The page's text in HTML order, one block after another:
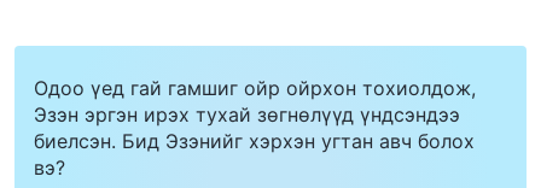
Одоо үед гай гамшиг ойр ойрхон тохиолдож,
Эзэн эргэн ирэх тухай зөгнөлүүд үндсэндээ
биелсэн. Бид Эзэнийг хэрхэн угтан авч болох
вэ?